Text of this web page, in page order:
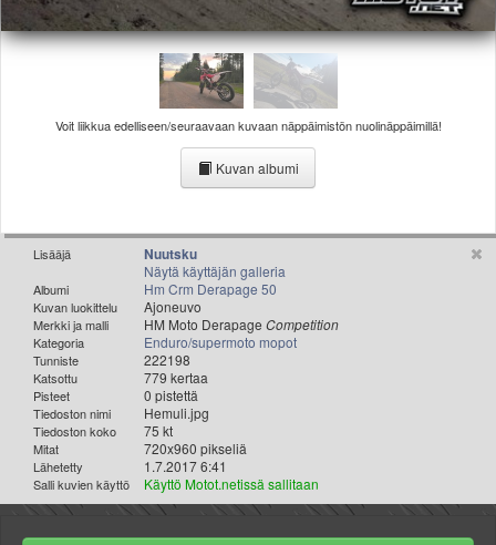
Rovaniemen sää
MUUT
Suunnittele oma paita
Voit liikkua edelliseen/seuraavaan kuvaan näppäimistön nuolinäppäimillä!
Kuvan albumi
Lisääjä Nuutsku
Näytä käyttäjän galleria
Albumi Hm Crm Derapage 50
Kuvan luokittelu Ajoneuvo
Merkki ja malli HM Moto Derapage Competition
Kategoria Enduro/supermoto mopot
Tunniste 222198
Katsottu 779 kertaa
Pisteet 0 pistettä
Tiedoston nimi Hemuli.jpg
Tiedoston koko 75 kt
Mitat 720x960 pikseliä
Lähetetty 1.7.2017 6:41
Salli kuvien käyttö Käyttö Motot.netissä sallitaan